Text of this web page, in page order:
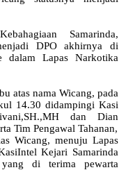
Samarinda,
DPO akhirnya di
Lapas Narkotika
atas nama Wicang, pada
14.30 didampingi Kasi
dan Dian
Tim Pengawal Tahanan,
Wicang, menuju Lapas
Kejari Samarinda
di terima pewarta